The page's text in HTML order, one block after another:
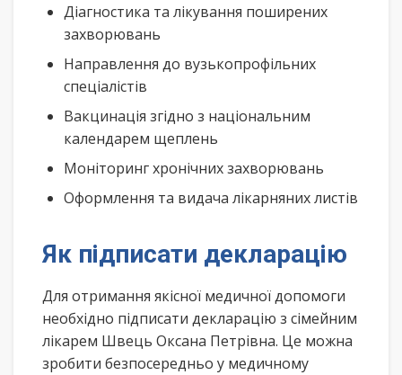
Діагностика та лікування поширених
захворювань
Направлення до вузькопрофільних
спеціалістів
Вакцинація згідно з національним
календарем щеплень
Моніторинг хронічних захворювань
Оформлення та видача лікарняних листів
Як підписати декларацію
Для отримання якісної медичної допомоги
необхідно підписати декларацію з сімейним
лікарем Швець Оксана Петрівна. Це можна
зробити безпосередньо у медичному